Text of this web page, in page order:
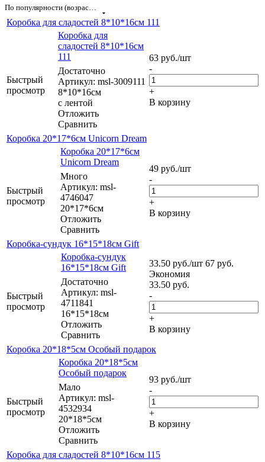
Коробка для сладостей 8*10*16см 111
Быстрый
просмотр
Коробка для
сладостей 8*10*16см
111
Достаточно
Артикул: msl-3009111
8*10*16см
с лентой
Отложить
Сравнить
63 руб./шт
-
+
В корзину
Коробка 20*17*6см Unicorn Dream
Быстрый
просмотр
Коробка 20*17*6см
Unicorn Dream
Много
Артикул: msl-
4746047
20*17*6см
Отложить
Сравнить
49 руб./шт
-
+
В корзину
Коробка-сундук 16*15*18см Gift
Быстрый
просмотр
Коробка-сундук
16*15*18см Gift
Достаточно
Артикул: msl-
4711841
16*15*18см
Отложить
Сравнить
33.50 руб./шт 67 руб.
Экономия
33.50 руб.
-
+
В корзину
Коробка 20*18*5см Особый подарок
Быстрый
просмотр
Коробка 20*18*5см
Особый подарок
Мало
Артикул: msl-
4532934
20*18*5см
Отложить
Сравнить
93 руб./шт
-
+
В корзину
Коробка для сладостей 8*10*16см 115